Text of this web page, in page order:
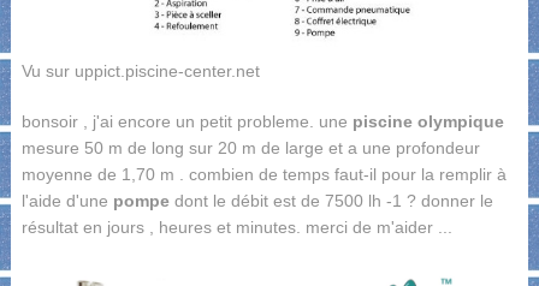
Vu sur uppict.piscine-center.net
bonsoir , j'ai encore un petit probleme. une piscine olympique
mesure 50 m de long sur 20 m de large et a une profondeur
moyenne de 1,70 m . combien de temps faut-il pour la remplir à
l'aide d'une pompedont le débit est de 7500 lh -1 ? donner le
résultat en jours , heures et minutes. merci de m'aider ...